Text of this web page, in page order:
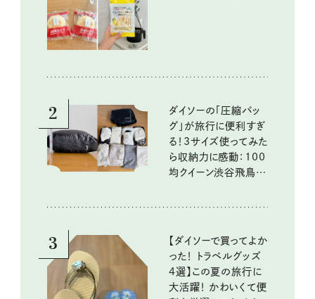
2
ダイソーの「圧縮バッ
グ」が旅行に便利すぎ
る！3サイズ使ってみた
ら収納力に感動：100
均クイーン渋谷飛鳥の
3
【ダイソーで買ってよか
った！ トラベルグッズ
4選】この夏の旅行に
大活躍！ かわいくて便